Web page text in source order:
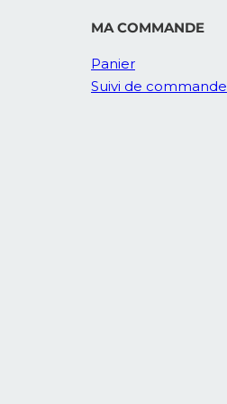
MA COMMANDE
Panier
Suivi de commande